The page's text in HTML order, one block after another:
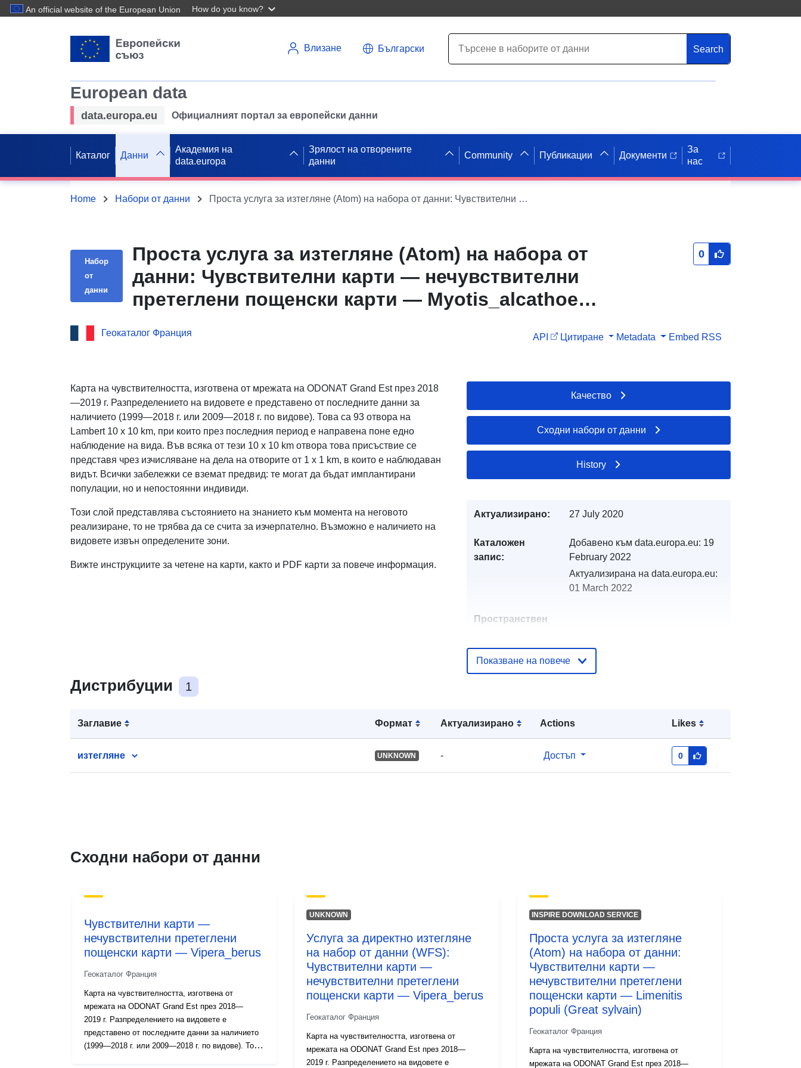
An official website of the European Union How do you know?
Влизане Български Search
European data
data.europa.eu Официалният портал за европейски данни
Каталог Данни
Академия на
data.europa
Зрялост на отворените
данни
Community Публикации Документи
За
нас
Home Набори от данни Проста услуга за изтегляне (Atom) на набора от данни: Чувствителни карти — нечувствителни претеглени пощенски карти — Myotis_alcathoe (Murin d’Alcathoe) Проста услуга за изтегляне (Atom) на набора от данни: Чувствителни карти — нечувствителни претеглени пощенски карти — Myotis_alcathoe (Murin d’Alcathoe)
Набор
от
данни
Проста услуга за изтегляне (Atom) на набора от
данни: Чувствителни карти — нечувствителни
претеглени пощенски карти — Myotis_alcathoe
(Atom) на набора от данни: Чувствителни карти —
Myotis_alcathoe (Murin d’Alcathoe)
0
Геокаталог Франция API Цитиране Metadata Embed RSS
Карта на чувствителността, изготвена от мрежата на ODONAT Grand Est през 2018
—2019 г. Разпределението на видовете е представено от последните данни за
наличието (1999—2018 г. или 2009—2018 г. по видове). Това са 93 отвора на
Lambert 10 x 10 km, при които през последния период е направена поне едно
наблюдение на вида. Във всяка от тези 10 х 10 km отвора това присъствие се
представя чрез изчисляване на дела на отворите от 1 x 1 km, в които е наблюдаван
видът. Всички забележки се вземат предвид: те могат да бъдат имплантирани
популации, но и непостоянни индивиди.
Този слой представлява състоянието на знанието към момента на неговото
реализиране, то не трябва да се счита за изчерпателно. Възможно е наличието на
видовете извън определените зони.
Вижте инструкциите за четене на карти, както и PDF карти за повече информация.
Дистрибуции 1
Заглавие Формат Актуализирано Actions Likes
изтегляне UNKNOWN - Достъп 0
Качество
Сходни набори от данни
History
Актуализирано: 27 July 2020
Каталожен
запис:
Добавено към data.europa.eu: 19
February 2022
Актуализирана на data.europa.eu:
01 March 2022
Пространствен
Идентификатор
и:
http://catalogue.geo-
ide.developpement-
4577-8910-fccc39063ec0
http://data.europa.eu/88u/dataset/fr-
120066022-srv-96bd7d07-6eb5-
4cbf-bb70-204fefc29b4e
Показване на повече
Сходни набори от данни
Чувствителни карти —
нечувствителни претеглени
пощенски карти — Vipera_berus
Геокаталог Франция
Карта на чувствителността, изготвена от
мрежата на ODONAT Grand Est през 2018—
2019 г. Разпределението на видовете е
представено от последните данни за наличието
(1999—2018 г. или 2009—2018 г. по видове). Това
UNKNOWN
Услуга за директно изтегляне
на набор от данни (WFS):
Чувствителни карти —
нечувствителни претеглени
пощенски карти — Vipera_berus
Геокаталог Франция
Карта на чувствителността, изготвена от
мрежата на ODONAT Grand Est през 2018—
2019 г. Разпределението на видовете е
INSPIRE DOWNLOAD SERVICE
Проста услуга за изтегляне
(Atom) на набора от данни:
Чувствителни карти —
нечувствителни претеглени
пощенски карти — Limenitis
populi (Great sylvain)
Геокаталог Франция
Карта на чувствителността, изготвена от
мрежата на ODONAT Grand Est през 2018—